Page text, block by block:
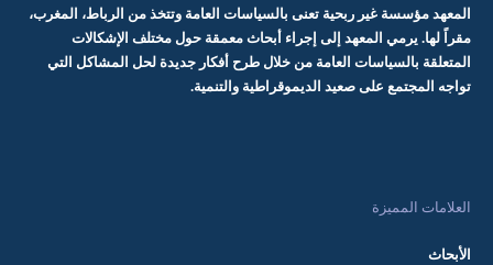
مقراً لها. يرمي المعهد إلى إجراء أبحاث معمقة حول مختلف الإشكالات
المتعلقة بالسياسات العامة من خلال طرح أفكار جديدة لحل المشاكل التي
تواجه المجتمع على صعيد الديموقراطية والتنمية.
العلامات المميزة
الأبحاث